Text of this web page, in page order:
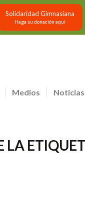
Solidaridad Gimnasiana
Haga su donación aquí
Medios Noticias
LA